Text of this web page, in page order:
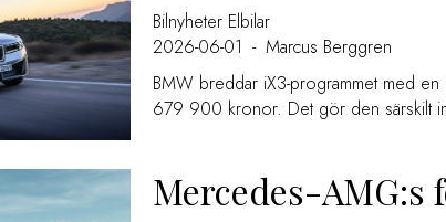
Bilnyheter Elbilar
2026-06-01 - Marcus Berggren
BMW breddar iX3-programmet med
679 900 kronor. Det gör den särskilt
Mercedes-AMG:s